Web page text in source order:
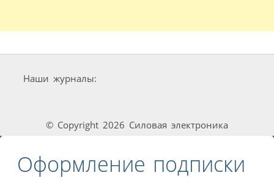
Наши журналы:
© Copyright 2026 Силовая электроника
Оформление подписки